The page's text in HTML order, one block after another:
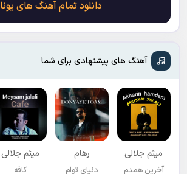
دانلود تمام آهنگ های یونا
آهنگ های پیشنهادی برای شما
میثم جلالی
آخرین همدم
رهام
دنیای توام
میثم جلالی
کافه